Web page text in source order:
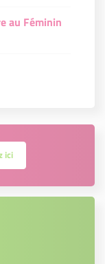
au Féminin
ici